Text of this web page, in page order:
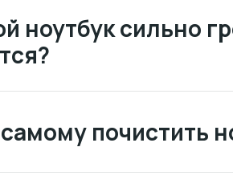
ноутбук сильно
почистить